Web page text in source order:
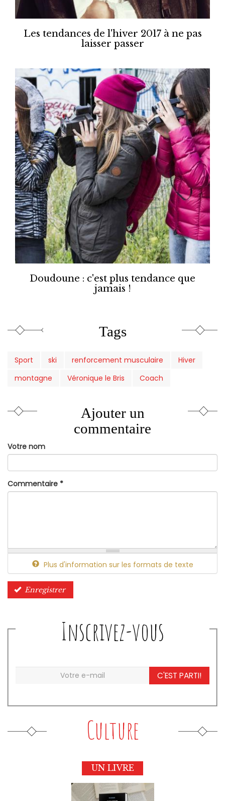
Les tendances de l'hiver 2017 à ne pas
laisser passer
Doudoune : c'est plus tendance que
jamais !
Tags
Sport ski renforcement musculaire
Hiver
montagne
Véronique le Bris Coach
Ajouter un
commentaire
Votre nom
Commentaire *
Plus d'information sur les formats de texte
Enregistrer
Inscrivez-vous
C'EST PARTI!
Culture
UN LIVRE